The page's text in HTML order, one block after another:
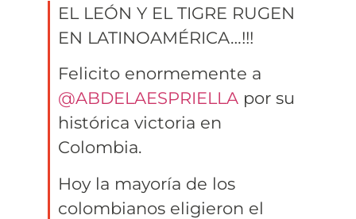
EL LEÓN Y EL TIGRE RUGEN
EN LATINOAMÉRICA…!!!
Felicito enormemente a
@ABDELAESPRIELLA por su
histórica victoria en
Colombia.
Hoy la mayoría de los
colombianos eligieron el